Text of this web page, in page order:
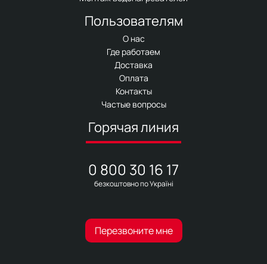
Пользователям
О нас
Где работаем
Доставка
Оплата
Контакты
Частые вопросы
Горячая линия
0 800 30 16 17
безкоштовно по Україні
Перезвоните мне